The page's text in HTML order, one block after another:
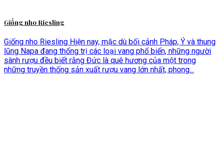
Giống nho Riesling
Giống nho Riesling Hiện nay, mặc dù bối cảnh Pháp, Ý và thung
lũng Napa đang thống trị các loại vang phổ biến, những người
sành rượu đều biết rằng Đức là quê hương của một trong
những truyền thống sản xuất rượu vang lớn nhất, phong...